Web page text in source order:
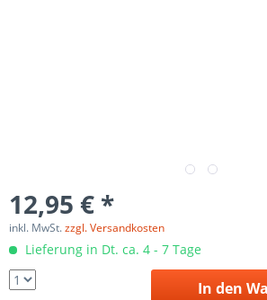
12,95 € *
inkl. MwSt.zzgl. Versandkosten
Lieferung in Dt. ca. 4 - 7 Tage
In den